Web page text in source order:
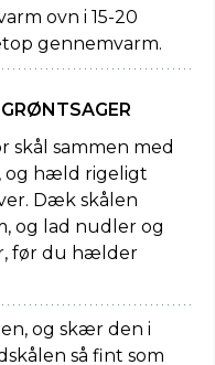
ovn i 15-20
gennemvarm.
skål sammen med
og hæld rigeligt
Dæk skålen
og lad nudler og
før du hælder
og skær den i
så fint som